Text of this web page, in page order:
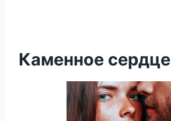
Каменное сердце